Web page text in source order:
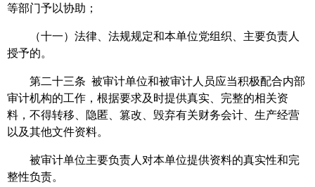
等部门予以协助；
（十一）法律、法规规定和本单位党组织、主要负责人
授予的。
第二十三条 被审计单位和被审计人员应当积极配合内部
审计机构的工作，根据要求及时提供真实、完整的相关资
料，不得转移、隐匿、篡改、毁弃有关财务会计、生产经营
以及其他文件资料。
被审计单位主要负责人对本单位提供资料的真实性和完
整性负责。